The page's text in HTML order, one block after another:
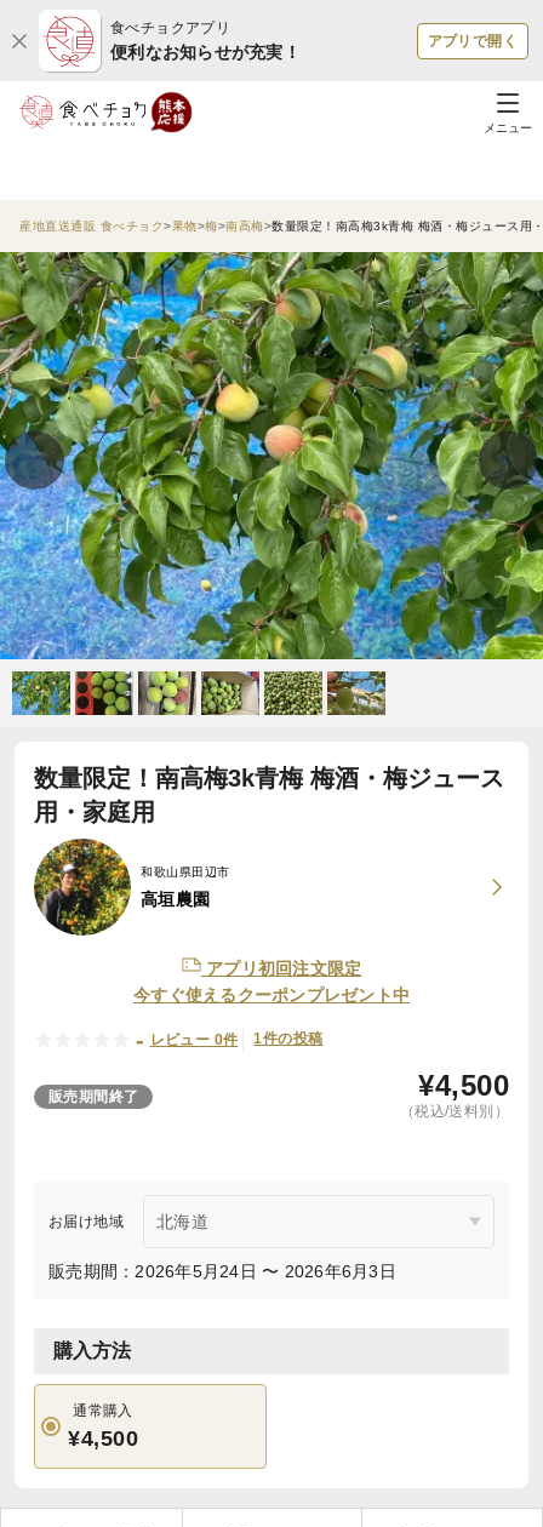
食べチョクアプリ
便利なお知らせが充実！
アプリで開く
メニュー
産地直送通販 食べチョク 果物 梅 南高梅 数量限定！南高梅3k青梅 梅酒・梅ジュース用
数量限定！南高梅3k青梅 梅酒・梅ジュース
用・家庭用
和歌山県田辺市
高垣農園
アプリ初回注文限定
今すぐ使えるクーポンプレゼント中
- レビュー 0件 1件の投稿
販売期間終了 ¥4,500
（税込/送料別）
お届け地域
販売期間：2026年5月24日 〜 2026年6月3日
購入方法
通常購入
¥4,500